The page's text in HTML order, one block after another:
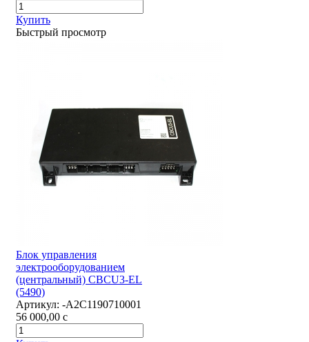
Купить
Быстрый просмотр
Блок управления
электрооборудованием
(центральный) CBCU3-EL
(5490)
Артикул: -А2С1190710001
56 000,00 c